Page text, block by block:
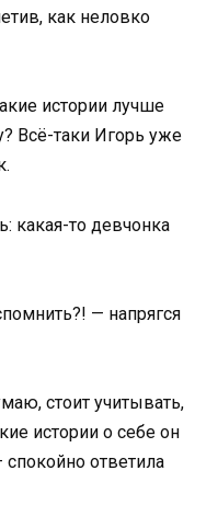
как неловко
истории лучше
Всё-таки Игорь уже
какая-то девчонка
— напрягся
стоит учитывать,
истории о себе он
ответила